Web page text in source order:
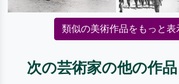
類似の美術作品をもっと表
次の芸術家の他の作